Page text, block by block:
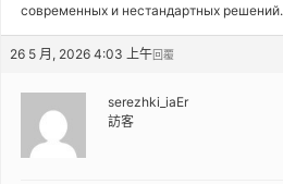
современных и нестандартных решений.
26 5 月, 2026 4:03 上午回覆
serezhki_iaEr
訪客